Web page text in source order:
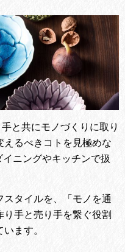
と共にモノづくりに取り
るべきコトを見極めな
ニングやキッチンで扱
タイルを、「モノを通
り手と売り手を繋ぐ役割
ます。